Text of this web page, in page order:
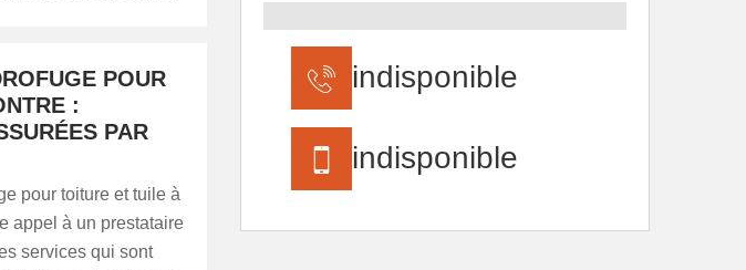
POUR
:
PAR
pour toiture et tuile à
appel à un prestataire
services qui sont
indisponible
indisponible